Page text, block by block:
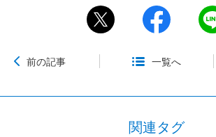
前の記事 一覧へ
関連タグ